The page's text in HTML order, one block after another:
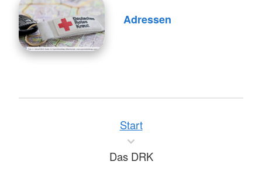
Adressen
Start
Das DRK